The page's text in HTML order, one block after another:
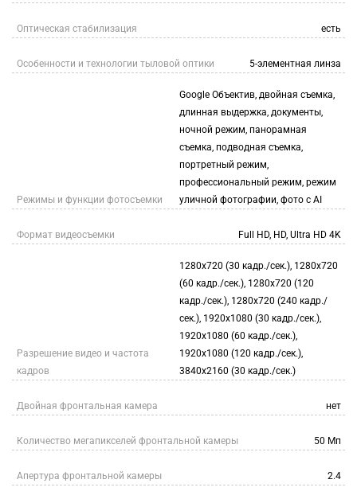
Оптическая стабилизация есть
Особенности и технологии тыловой оптики 5-элементная линза
Режимы и функции фотосъемки
Google Объектив, двойная съемка,
длинная выдержка, документы,
ночной режим, панорамная
съемка, подводная съемка,
портретный режим,
профессиональный режим, режим
уличной фотографии, фото с AI
Формат видеосъемки Full HD, HD, Ultra HD 4K
Разрешение видео и частота
кадров
1280x720 (30 кадр./сек.), 1280x720
(60 кадр./сек.), 1280x720 (120
кадр./сек.), 1280x720 (240 кадр./
сек.), 1920x1080 (30 кадр./сек.),
1920x1080 (60 кадр./сек.),
1920x1080 (120 кадр./сек.),
3840x2160 (30 кадр./сек.)
Двойная фронтальная камера нет
Количество мегапикселей фронтальной камеры 50 Мп
Апертура фронтальной камеры 2.4